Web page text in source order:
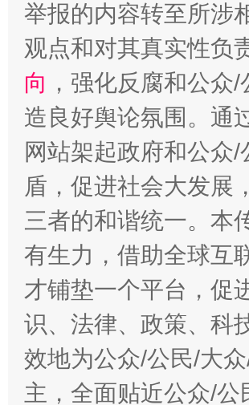
举报的内容转至所涉
观点和对其真实性负
向 ，强化反腐和公
造良好舆论氛围。通
网站架起政府和公众
盾，促进社会大发展
三者的和谐统一。本
有生力，借助全球互
才铺垫一个平台，促
识、法律、政策、科
效地为公众/公民/大
主，全面贴近公众/